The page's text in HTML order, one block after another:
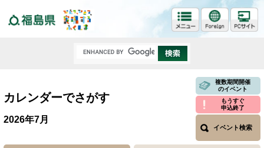
カレンダーでさがす
複数期間開催
のイベント
もうすぐ
申込終了
イベント検索
2026年7月